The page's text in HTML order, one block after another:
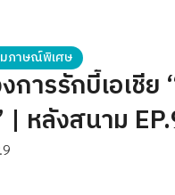
ภาษณ์พิเศษ
การรักบี้เอเชีย
หลังสนาม